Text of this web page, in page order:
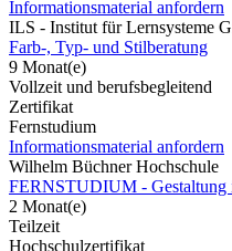
Informationsmaterial anfordern
ILS - Institut für Lernsysteme
Farb-, Typ- und Stilberatung
9 Monat(e)
Vollzeit und berufsbegleitend
Zertifikat
Fernstudium
Informationsmaterial anfordern
Wilhelm Büchner Hochschule
FERNSTUDIUM - Gestaltung
2 Monat(e)
Teilzeit
Hochschulzertifikat